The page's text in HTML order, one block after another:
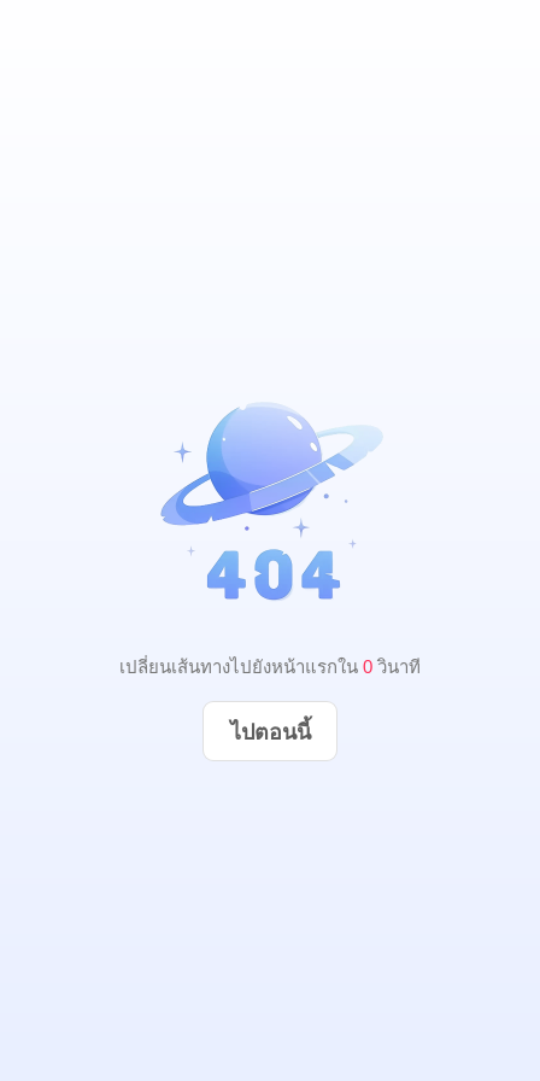
เปลี่ยนเส้นทางไปยังหน้าแรกใน 0 วินาที
ไปตอนนี้